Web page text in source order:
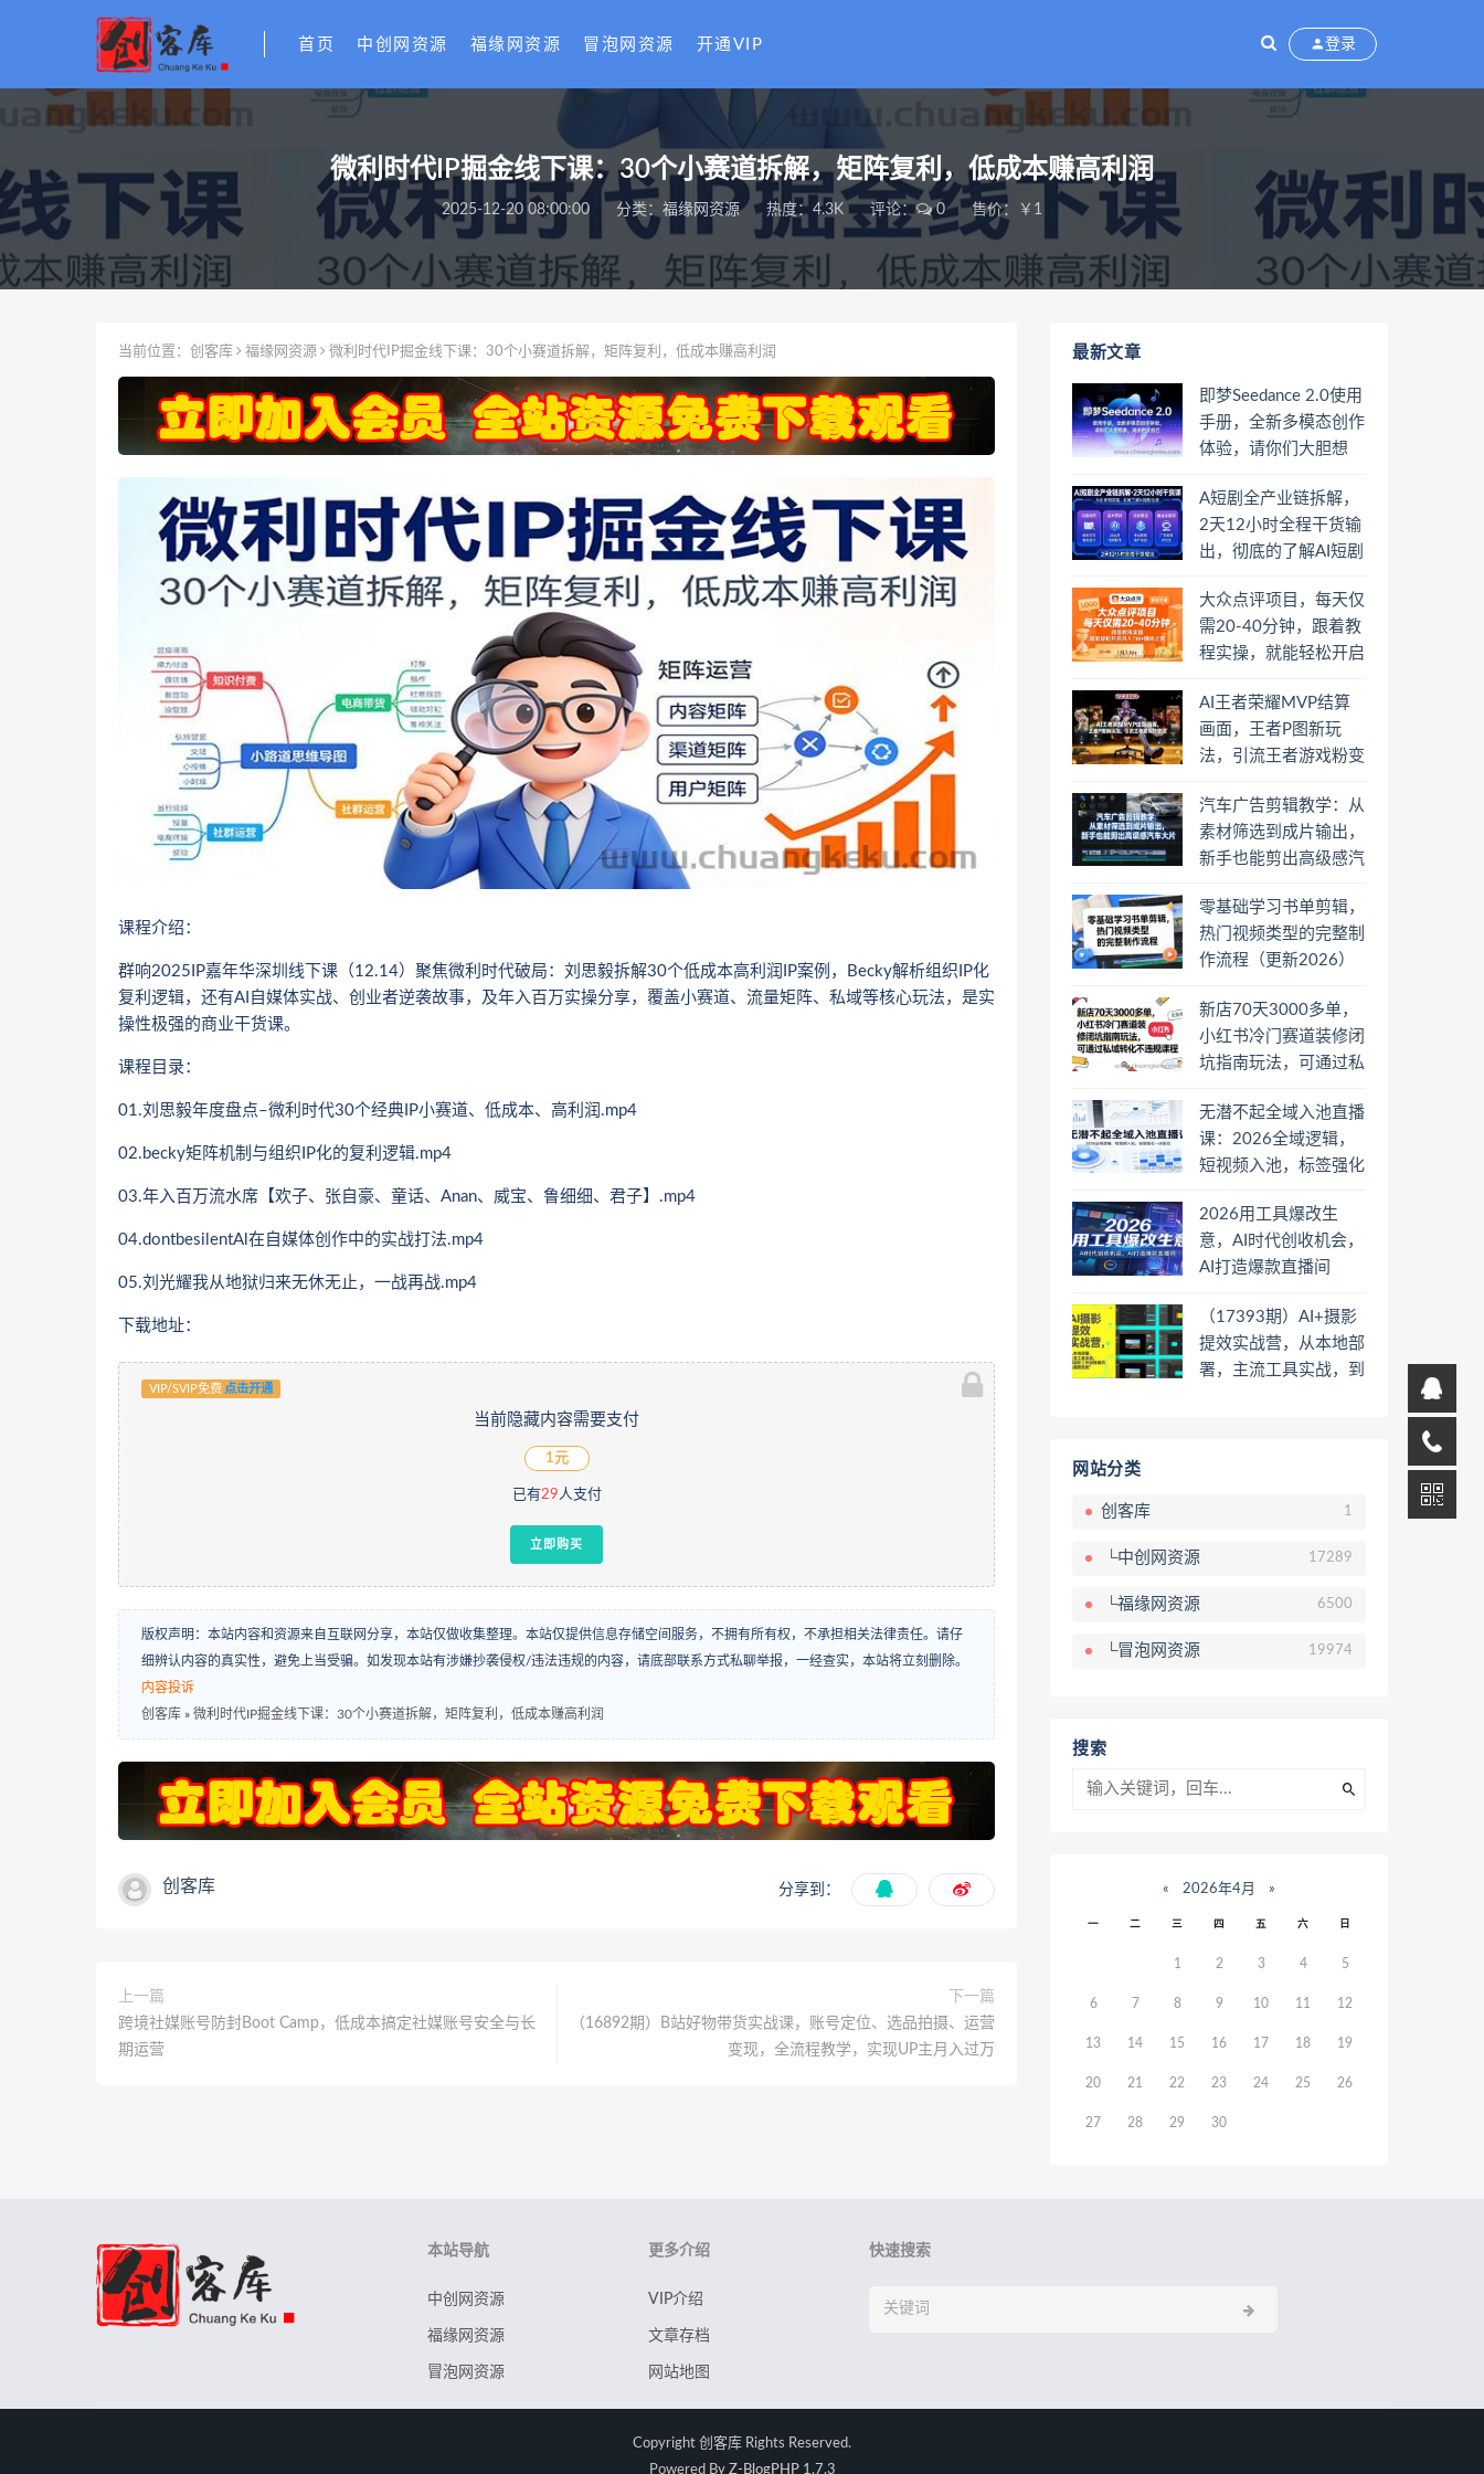
首页 中创网资源 福缘网资源 冒泡网资源 开通VIP 登录
微利时代IP掘金线下课：30个小赛道拆解，矩阵复利，低成本赚高利润
2025-12-20 08:00:00 分类： 福缘网资源 热度：4.3K 评论： 0 售价：￥1
当前位置： 创客库 福缘网资源 微利时代IP掘金线下课：30个小赛道拆解，矩阵复利，低成本赚高利润
课程介绍：
群响2025IP嘉年华深圳线下课（12.14）聚焦微利时代破局：刘思毅拆解30个低成本高利润IP案例，Becky解析组织IP化
复利逻辑，还有AI自媒体实战、创业者逆袭故事，及年入百万实操分享，覆盖小赛道、流量矩阵、私域等核心玩法，是实
操性极强的商业干货课。
课程目录：
01.刘思毅年度盘点–微利时代30个经典IP小赛道、低成本、高利润.mp4
02.becky矩阵机制与组织IP化的复利逻辑.mp4
03.年入百万流水席【欢子、张自豪、童话、Anan、威宝、鲁细细、君子】.mp4
04.dontbesilentAl在自媒体创作中的实战打法.mp4
05.刘光耀我从地狱归来无休无止，一战再战.mp4
下载地址：
VIP/SVIP免费 点击开通
当前隐藏内容需要支付
1元
已有29人支付
立即购买
版权声明：本站内容和资源来自互联网分享，本站仅做收集整理。本站仅提供信息存储空间服务，不拥有所有权，不承担相关法律责任。请仔
细辨认内容的真实性，避免上当受骗。如发现本站有涉嫌抄袭侵权/违法违规的内容，请底部联系方式私聊举报，一经查实，本站将立刻删除。
内容投诉
创客库 » 微利时代IP掘金线下课：30个小赛道拆解，矩阵复利，低成本赚高利润
创客库 分享到：
上一篇
跨境社媒账号防封Boot Camp，低成本搞定社媒账号安全与长
期运营
下一篇
（16892期）B站好物带货实战课，账号定位、选品拍摄、运营
变现，全流程教学，实现UP主月入过万
最新文章
即梦Seedance 2.0使用
手册，全新多模态创作
体验，请你们大胆想
A短剧全产业链拆解，
2天12小时全程干货输
出，彻底的了解AI短剧
大众点评项目，每天仅
需20-40分钟，跟着教
程实操，就能轻松开启
AI王者荣耀MVP结算
画面，王者P图新玩
法，引流王者游戏粉变
汽车广告剪辑教学：从
素材筛选到成片输出，
新手也能剪出高级感汽
零基础学习书单剪辑，
热门视频类型的完整制
作流程（更新2026）
新店70天3000多单，
小红书冷门赛道装修闭
坑指南玩法，可通过私
无潜不起全域入池直播
课：2026全域逻辑，
短视频入池，标签强化
2026用工具爆改生
意，AI时代创收机会，
AI打造爆款直播间
（17393期）AI+摄影
提效实战营，从本地部
署，主流工具实战，到
网站分类
创客库 1
└中创网资源 17289
└福缘网资源 6500
└冒泡网资源 19974
搜索
« 2026年4月 »
一 二 三 四 五 六 日
1 2 3 4 5
6 7 8 9 10 11 12
13 14 15 16 17 18 19
20 21 22 23 24 25 26
27 28 29 30
本站导航
中创网资源
福缘网资源
冒泡网资源
更多介绍
VIP介绍
文章存档
网站地图
快速搜索
Copyright 创客库 Rights Reserved.
Powered By Z-BlogPHP 1.7.3